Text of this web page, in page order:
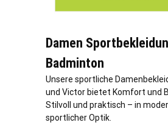
Damen
Badminton
Unsere sportliche
und Victor bietet Komfort und
Stilvoll und praktisch – in
sportlicher Optik.